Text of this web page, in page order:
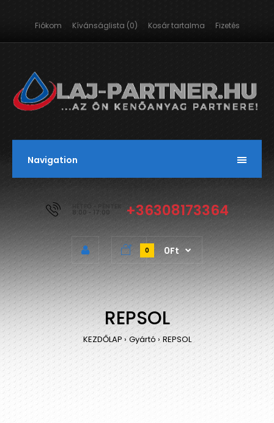
Fiókom Kívánságlista (0) Kosár tartalma Fizetés
Navigation
HÉTFŐ - PÉNTEK
8:00 - 17:00 +36308173364
0 0Ft
REPSOL
KEZDŐLAP Gyártó REPSOL